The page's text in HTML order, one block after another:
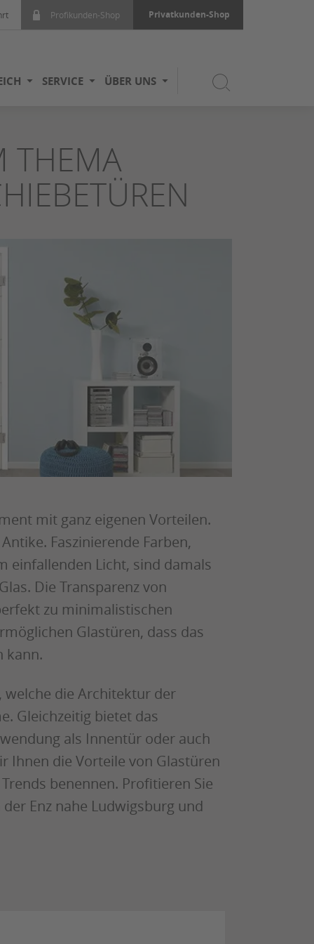
Profikunden-Shop Privatkunden-Shop
SERVICE ÜBER UNS
THEMA
mit ganz eigenen Vorteilen.
Faszinierende Farben,
einfallenden Licht, sind damals
Die Transparenz von
zu minimalistischen
Glastüren, dass das
kann.
die Architektur der
Gleichzeitig bietet das
als Innentür oder auch
Ihnen die Vorteile von Glastüren
benennen. Profitieren Sie
Enz nahe Ludwigsburg und